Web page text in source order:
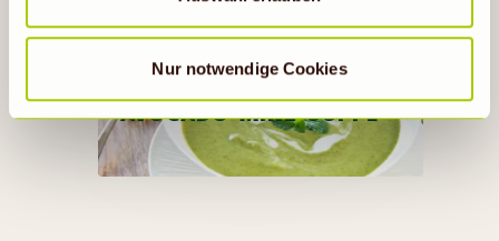
Nur notwendige Cookies
AVOCADO-MINZ-SUPPE